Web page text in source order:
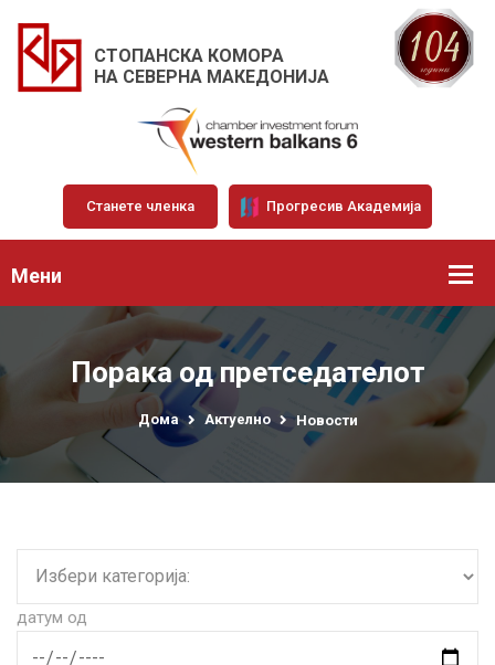
СТОПАНСКА КОМОРА
НА СЕВЕРНА МАКЕДОНИЈА
Станете членка Прогресив Академија
Мени
Порака од претседателот
Дома Актуелно Новости
датум од